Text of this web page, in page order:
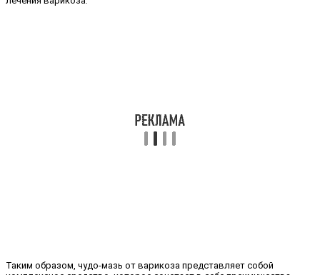
Таким образом, чудо-мазь от варикоза представляет собой